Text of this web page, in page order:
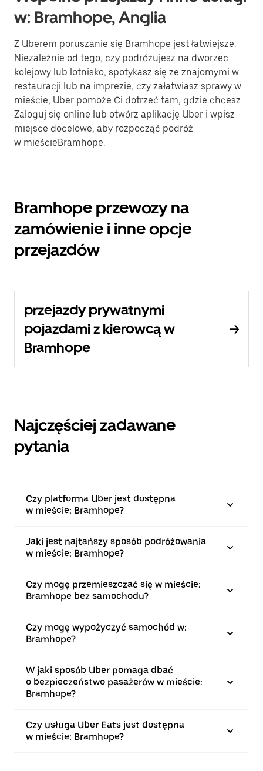
w: Bramhope, Anglia
Z Uberem poruszanie się Bramhope jest łatwiejsze.
Niezależnie od tego, czy podróżujesz na dworzec
kolejowy lub lotnisko, spotykasz się ze znajomymi w
restauracji lub na imprezie, czy załatwiasz sprawy w
mieście, Uber pomoże Ci dotrzeć tam, gdzie chcesz.
Zaloguj się online lub otwórz aplikację Uber i wpisz
miejsce docelowe, aby rozpocząć podróż
w mieścieBramhope.
Bramhope przewozy na
zamówienie i inne opcje
przejazdów
przejazdy prywatnymi
pojazdami z kierowcą w
Bramhope
Najczęściej zadawane
pytania
Czy platforma Uber jest dostępna
w mieście: Bramhope?
Jaki jest najtańszy sposób podróżowania
w mieście: Bramhope?
Czy mogę przemieszczać się w mieście:
Bramhope bez samochodu?
Czy mogę wypożyczyć samochód w:
Bramhope?
W jaki sposób Uber pomaga dbać
o bezpieczeństwo pasażerów w mieście:
Bramhope?
Czy usługa Uber Eats jest dostępna
w mieście: Bramhope?